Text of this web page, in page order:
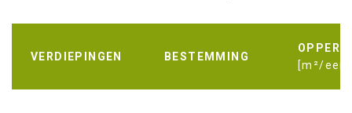
VERDIEPINGEN BESTEMMING
[m²/